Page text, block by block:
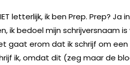
letterlijk, ik ben Prep. Prep? Ja
ik bedoel mijn schrijversnaam
gaat erom dat ik schrijf om
ik, omdat dit (zeg maar de